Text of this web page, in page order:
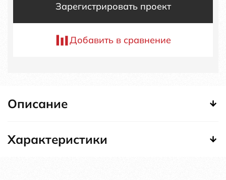
Зарегистрировать проект
Добавить в сравнение
Описание
Характеристики